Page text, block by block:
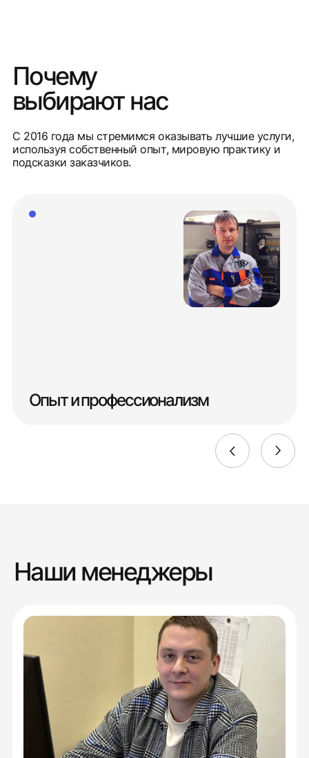
Почему
выбирают нас
С 2016 года мы стремимся оказывать лучшие услуги,
используя собственный опыт, мировую практику и
подсказки заказчиков.
Опыт и профессионализм
Наши менеджеры